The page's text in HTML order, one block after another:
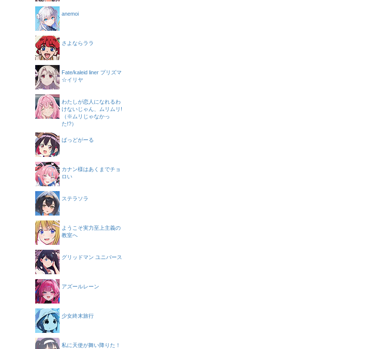
anemoi
さよならララ
Fate/kaleid liner プリズマ
☆イリヤ
わたしが恋人になれるわ
けないじゃん、ムリムリ!
（※ムリじゃなかっ
た!?）
ばっどがーる
カナン様はあくまでチョ
ロい
ステラソラ
ようこそ実力至上主義の
教室へ
グリッドマン ユニバース
アズールレーン
少女終末旅行
私に天使が舞い降りた！